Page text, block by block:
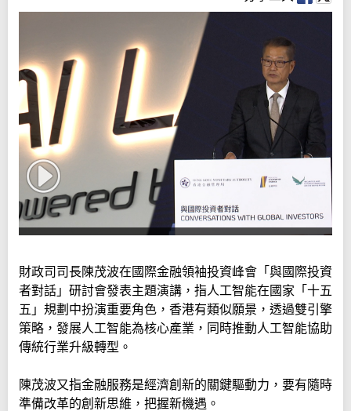
財政司司長陳茂波在國際金融領袖投資峰會「與國際投資
者對話」研討會發表主題演講，指人工智能在國家「十五
五」規劃中扮演重要角色，香港有類似願景，透過雙引擎
策略，發展人工智能為核心產業，同時推動人工智能協助
傳統行業升級轉型。
陳茂波又指金融服務是經濟創新的關鍵驅動力，要有隨時
準備改革的創新思維，把握新機遇。